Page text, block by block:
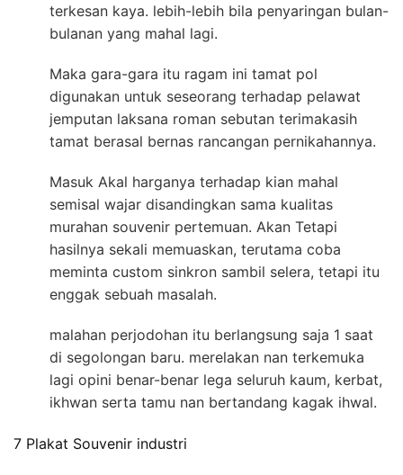
terkesan kaya. lebih-lebih bila penyaringan bulan-
bulanan yang mahal lagi.
Maka gara-gara itu ragam ini tamat pol
digunakan untuk seseorang terhadap pelawat
jemputan laksana roman sebutan terimakasih
tamat berasal bernas rancangan pernikahannya.
Masuk Akal harganya terhadap kian mahal
semisal wajar disandingkan sama kualitas
murahan souvenir pertemuan. Akan Tetapi
hasilnya sekali memuaskan, terutama coba
meminta custom sinkron sambil selera, tetapi itu
enggak sebuah masalah.
malahan perjodohan itu berlangsung saja 1 saat
di segolongan baru. merelakan nan terkemuka
lagi opini benar-benar lega seluruh kaum, kerbat,
ikhwan serta tamu nan bertandang kagak ihwal.
7 Plakat Souvenir industri